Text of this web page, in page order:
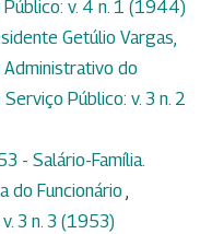
v. 4 n. 1 (1944)
Getúlio Vargas,
do
Público: v. 3 n. 2
- Salário-Família.
do Funcionário ,
3 n. 3 (1953)